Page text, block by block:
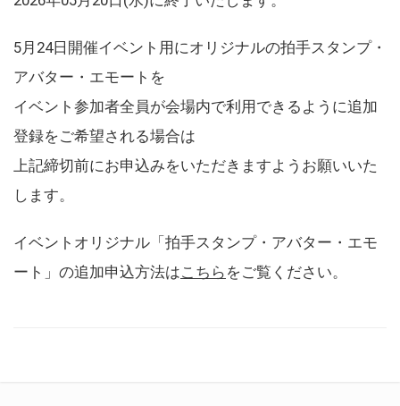
5月24日開催イベント用にオリジナルの拍手スタンプ・
アバター・エモートを
イベント参加者全員が会場内で利用できるように追加
登録をご希望される場合は
上記締切前にお申込みをいただきますようお願いいた
します。
イベントオリジナル「拍手スタンプ・アバター・エモ
ート」の追加申込方法はこちら をご覧ください。